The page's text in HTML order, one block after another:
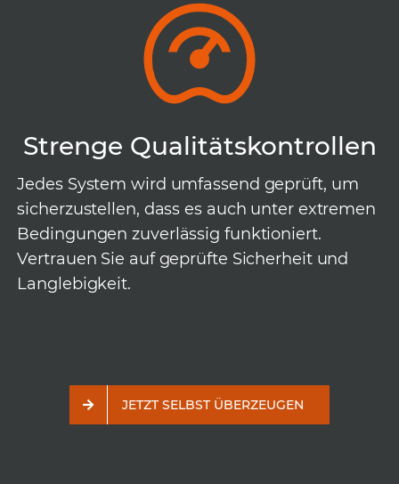
Strenge Qualitätskontrollen
Jedes System wird umfassend geprüft, um
sicherzustellen, dass es auch unter extremen
Bedingungen zuverlässig funktioniert.
Vertrauen Sie auf geprüfte Sicherheit und
Langlebigkeit.
JETZT SELBST ÜBERZEUGEN